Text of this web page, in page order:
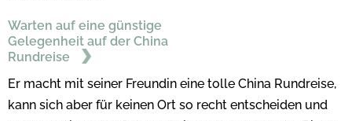
Warten auf eine günstige
Gelegenheit auf der China
Rundreise
Er macht mit seiner Freundin eine tolle China Rundreise,
kann sich aber für keinen Ort so recht entscheiden und